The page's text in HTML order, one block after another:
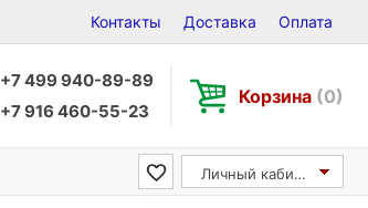
Контакты Доставка Оплата
+7 499 940-89-89
+7 916 460-55-23
Корзина (0)
Личный кабинет